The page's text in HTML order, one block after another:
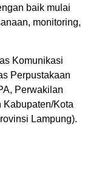
baik mulai
monitoring,
Komunikasi
Perpustakaan
Perwakilan
Kabupaten/Kota
Lampung).